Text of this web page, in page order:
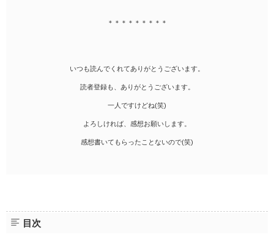
＊＊＊＊＊＊＊＊＊
いつも読んでくれてありがとうございます。
読者登録も、ありがとうございます。
一人ですけどね(笑)
よろしければ、感想お願いします。
感想書いてもらったことないので(笑)
目次